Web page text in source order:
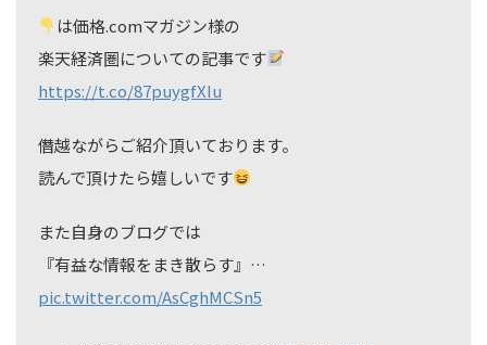
は価格.comマガジン様の
楽天経済圏についての記事です
https://t.co/87puygfXIu
僭越ながらご紹介頂いております。
読んで頂けたら嬉しいです
また自身のブログでは
『有益な情報をまき散らす』…
pic.twitter.com/AsCghMCSn5